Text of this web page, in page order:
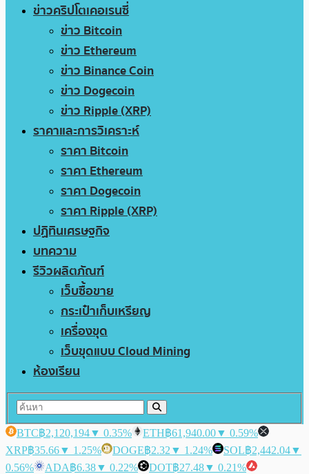
ข่าวคริปโตเคอเรนซี่
ข่าว Bitcoin
ข่าว Ethereum
ข่าว Binance Coin
ข่าว Dogecoin
ข่าว Ripple (XRP)
ราคาและการวิเคราะห์
ราคา Bitcoin
ราคา Ethereum
ราคา Dogecoin
ราคา Ripple (XRP)
ปฏิทินเศรษฐกิจ
บทความ
รีวิวผลิตภัณฑ์
เว็บซื้อขาย
กระเป๋าเก็บเหรียญ
เครื่องขุด
เว็บขุดแบบ Cloud Mining
ห้องเรียน
BTC฿2,120,194▼ 0.35% ETH฿61,940.00▼ 0.59%
XRP฿35.66▼ 1.25% DOGE฿2.32 ▼ 1.24% SOL฿2,442.04▼
0.56%
ADA฿6.38▼ 0.22% DOT฿27.48▼ 0.21%